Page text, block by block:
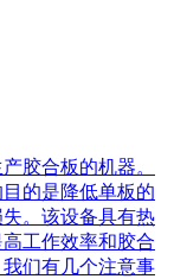
胶合板的机器。
的是降低单板的
。该设备具有热
工作效率和胶合
们有几个注意事